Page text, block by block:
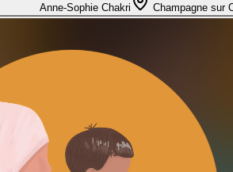
Anne-Sophie Chakri Champagne sur